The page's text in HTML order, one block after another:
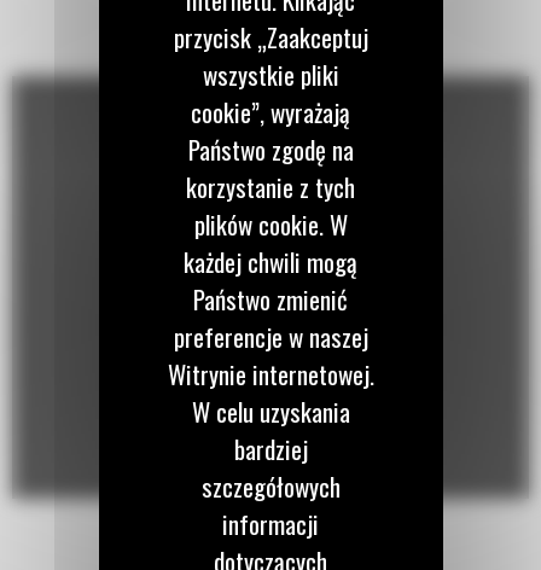
Wykorzystuje wyświetlacz kabinowy do wskazania kiedy wiertnice są
ustawione zgodnie ze współrzędnymi GPS każdego planowanego
otworu, umożliwiając niedoświadczonym operatorom stałe wiercenie
zgodnie z określoną tolerancją dla lokalizacji i uzyskiwanie
optymalnych rozkładów ładunków i stałych współczynników prochu.
przycisk „Zaakceptuj
wszystkie pliki
cookie”, wyrażają
Państwo zgodę na
korzystanie z tych
plików cookie. W
każdej chwili mogą
Państwo zmienić
preferencje w naszej
Witrynie internetowej.
W celu uzyskania
bardziej
szczegółowych
informacji
dotyczących